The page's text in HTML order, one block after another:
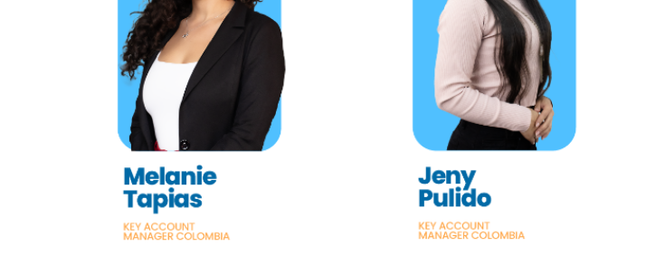
Melanie Tapias
Correo:
mtapias@jahinsurance.com
Contacto
Jeny Pulido
Correo:
jpulido@jahinsurance.com
Contacto